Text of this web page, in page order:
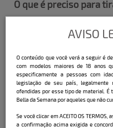
O que é preciso para
Sou um pouco
algumas coisas, mas
pelo sentimento ruim,
hipocrisia e injustiça.
Qual a parte do seu
gosta?
Eu adoro meus olhos,
AVISO
O conteúdo que você verá a seguir é
com modelos maiores de 18 anos
especificamente a pessoas com
legislação de seu país,
ofendidas por esse tipo de material. É
Bella da Semana por aqueles que não
Se você clicar em ACEITO OS
a confirmação acima exigida e